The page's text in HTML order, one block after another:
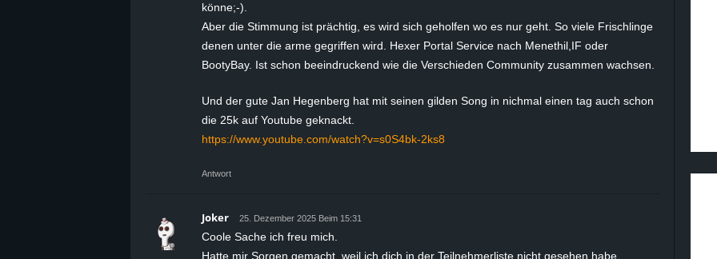
könne;-).
Aber die Stimmung ist prächtig, es wird sich geholfen wo es nur geht. So viele Frischlinge
denen unter die arme gegriffen wird. Hexer Portal Service nach Menethil,IF oder
BootyBay. Ist schon beeindruckend wie die Verschieden Community zusammen wachsen.
Und der gute Jan Hegenberg hat mit seinen gilden Song in nichmal einen tag auch schon
die 25k auf Youtube geknackt.
https://www.youtube.com/watch?v=s0S4bk-2ks8
Antwort
Joker 25. Dezember 2025 Beim 15:31
Coole Sache ich freu mich.
Hatte mir Sorgen gemacht, weil ich dich in der Teilnehmerliste nicht gesehen habe.